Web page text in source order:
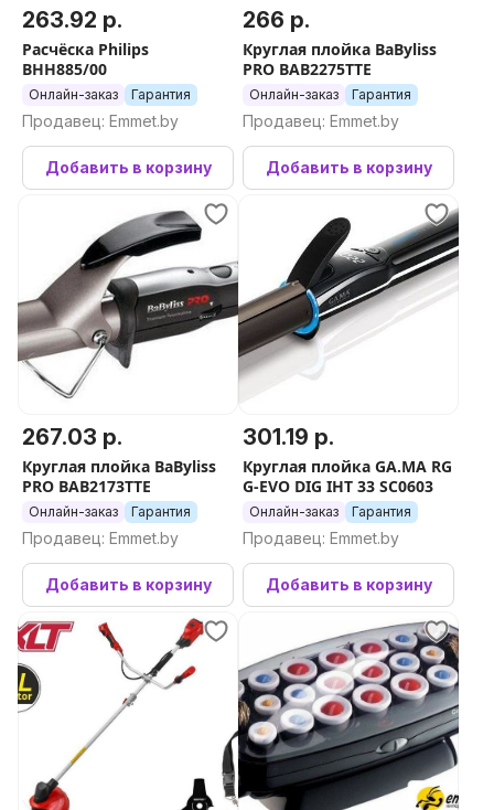
263.92 р.
Расчёска Philips
BHH885/00
Онлайн-заказ Гарантия
Продавец: Emmet.by
Добавить в корзину
266 р.
Круглая плойка BaByliss
PRO BAB2275TTE
Онлайн-заказ Гарантия
Продавец: Emmet.by
Добавить в корзину
267.03 р.
Круглая плойка BaByliss
PRO BAB2173TTE
Онлайн-заказ Гарантия
Продавец: Emmet.by
Добавить в корзину
301.19 р.
Круглая плойка GA.MA RG
G-EVO DIG IHT 33 SC0603
Онлайн-заказ Гарантия
Продавец: Emmet.by
Добавить в корзину